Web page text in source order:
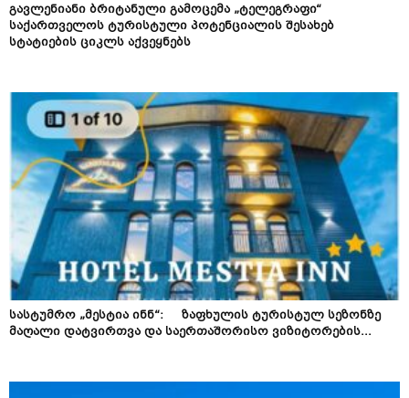
გავლენიანი ბრიტანული გამოცემა „ტელეგრაფი“
საქართველოს ტურისტული პოტენციალის შესახებ
სტატიების ციკლს აქვეყნებს
სასტუმრო „მესტია ინნ“: ზაფხულის ტურისტულ სეზონზე
მაღალი დატვირთვა და საერთაშორისო ვიზიტორების...